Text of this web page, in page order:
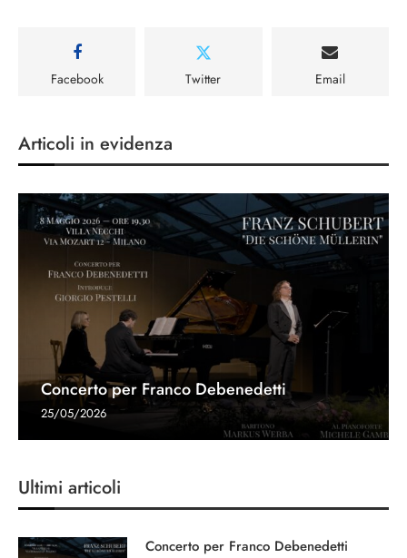
Facebook Twitter Email
Articoli in evidenza
Concerto per Franco Debenedetti
25/05/2026
Ultimi articoli
Concerto per Franco Debenedetti